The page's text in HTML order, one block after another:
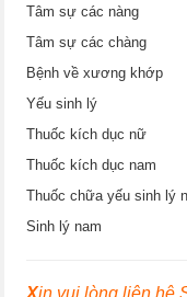
Tâm sự các nàng
Tâm sự các chàng
Bệnh về xương khớp
Yếu sinh lý
Thuốc kích dục nữ
Thuốc kích dục nam
Thuốc chữa yếu sinh lý
Sinh lý nam
Xin vui lòng liên hệ